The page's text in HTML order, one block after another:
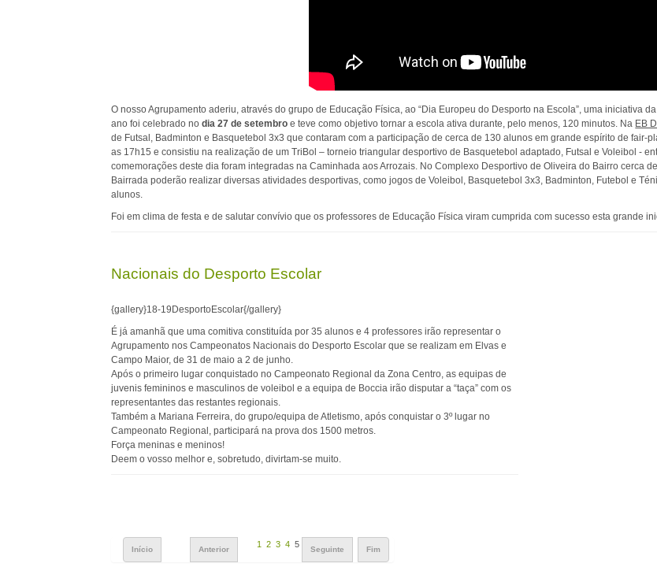
O nosso Agrupamento aderiu, através do grupo de Educação Física, ao “Dia Europeu do Desporto na Escola”, uma iniciativa
ano foi celebrado nodia 27 de setembro e teve como objetivo tornar a escola ativa durante, pelo menos, 120 minutos. Na EB
de Futsal, Badminton e Basquetebol 3x3 que contaram com a participação de cerca de 130 alunos em grande espírito de fair-
as 17h15 e consistiu na realização de um TriBol – torneio triangular desportivo de Basquetebol adaptado, Futsal e Voleibol -
comemorações deste dia foram integradas na Caminhada aos Arrozais. No Complexo Desportivo de Oliveira do Bairro cerca
Bairrada poderão realizar diversas atividades desportivas, como jogos de Voleibol, Basquetebol 3x3, Badminton, Futebol e
alunos.
Foi em clima de festa e de salutar convívio que os professores de Educação Física viram cumprida com sucesso esta grande
Nacionais do Desporto Escolar
{gallery}18-19DesportoEscolar{/gallery}
É já amanhã que uma comitiva constituída por 35 alunos e 4 professores irão representar o
Agrupamento nos Campeonatos Nacionais do Desporto Escolar que se realizam em Elvas e
Campo Maior, de 31 de maio a 2 de junho.
Após o primeiro lugar conquistado no Campeonato Regional da Zona Centro, as equipas de
juvenis femininos e masculinos de voleibol e a equipa de Boccia irão disputar a “taça” com os
representantes das restantes regionais.
Também a Mariana Ferreira, do grupo/equipa de Atletismo, após conquistar o 3º lugar no
Campeonato Regional, participará na prova dos 1500 metros.
Força meninas e meninos!
Deem o vosso melhor e, sobretudo, divirtam-se muito.
Início Anterior
1 2 3 4 5
Seguinte Fim